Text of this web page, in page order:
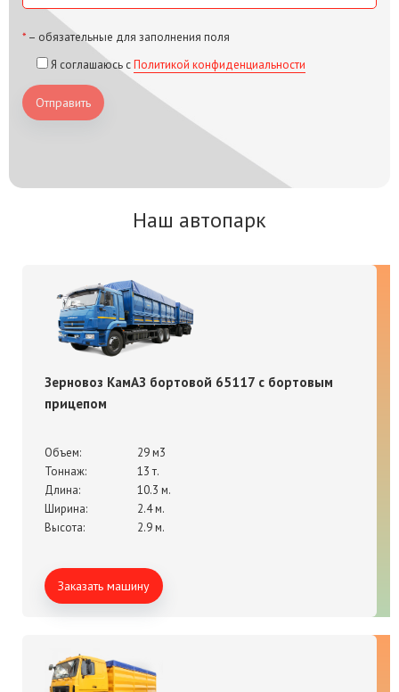
* – обязательные для заполнения поля
Я соглашаюсь сПолитикой конфиденциальности
Отправить
Наш автопарк
Зерновоз КамАЗ бортовой 65117 с бортовым
прицепом
Объем:
29 м3
Тоннаж:
13 т.
Длина:
10.3 м.
Ширина:
2.4 м.
Высота:
2.9 м.
Заказать машину